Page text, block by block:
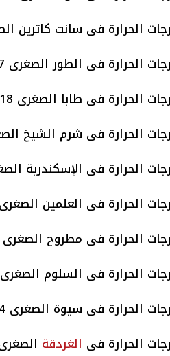
الحرارة فى سانت كاترين الصغرى 07
الحرارة فى الطور الصغرى 17 والعظمى 28
الحرارة فى طابا الصغرى 18 والعظمى 24
الحرارة فى شرم الشيخ الصغرى 21
الحرارة فى الإسكندرية الصغرى 19
الحرارة فى العلمين الصغرى 18 والعظمى
الحرارة فى مطروح الصغرى 17 والعظمى
الحرارة فى السلوم الصغرى 17 وشمال
الحرارة فى سيوة الصغرى 14 والعظمى 24
الحرارة فى الغردقة الصغرى 20